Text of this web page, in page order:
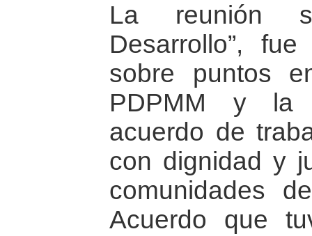
La reunión
Desarrollo”,
sobre puntos
PDPMM y la
acuerdo de
con dignidad y
comunidades
Acuerdo que